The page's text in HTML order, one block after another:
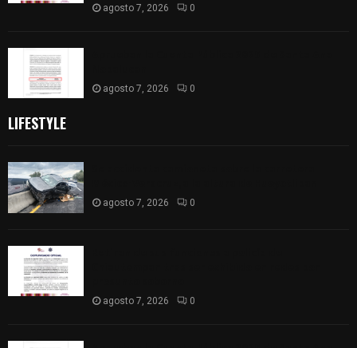
agosto 7, 2026 0
agosto 7, 2026 0
LIFESTYLE
agosto 7, 2026 0
agosto 7, 2026 0